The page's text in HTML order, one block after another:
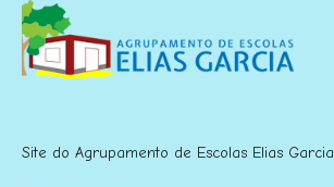
Site do Agrupamento de Escolas Elias Garcia